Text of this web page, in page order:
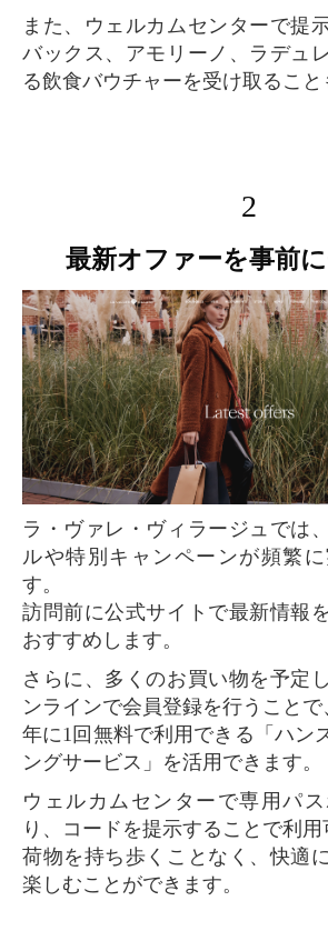
また、ウェルカムセンターで提示すると、スター
バックス、アモリーノ、ラデュ
る飲食バウチャーを受け取ること
2
最新オファーを事前
ラ・ヴァレ・ヴィラージュでは、期間限定のセー
ルや特別キャンペーンが頻繁
す。
訪問前に公式サイトで最新情報
おすすめします。
さらに、多くのお買い物を予定している方は、オ
ンラインで会員登録を行うことで
年に1回無料で利用できる「ハン
ングサービス」を活用できます。
ウェルカムセンターで専用パスポートを受け取
り、コードを提示することで利用
荷物を持ち歩くことなく、快適
楽しむことができます。